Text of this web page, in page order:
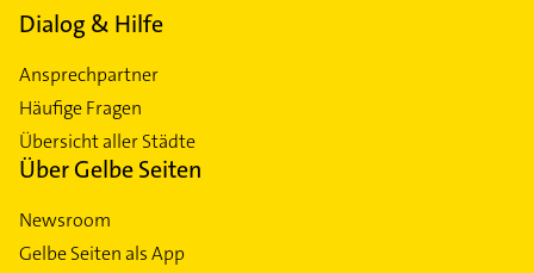
Dialog & Hilfe
Ansprechpartner
Häufige Fragen
Übersicht aller Städte
Über Gelbe Seiten
Newsroom
Gelbe Seiten als App